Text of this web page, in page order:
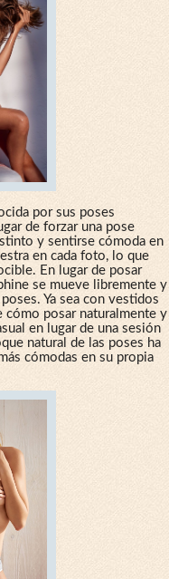
por sus poses
de forzar una pose
y sentirse cómoda en
en cada foto, lo que
En lugar de posar
se mueve libremente y
Ya sea con vestidos
cómo posar naturalmente y
en lugar de una sesión
natural de las poses ha
cómodas en su propia